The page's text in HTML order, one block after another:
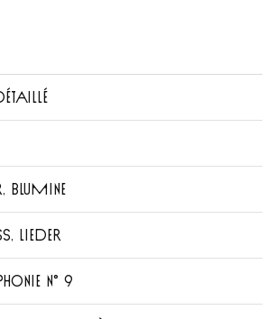
BLUMINE
LIEDER
N° 9